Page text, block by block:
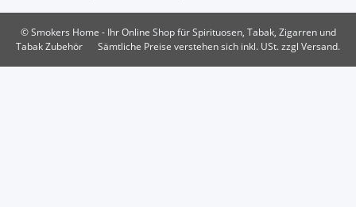
© Smokers Home - Ihr Online Shop für Spirituosen, Tabak, Zigarren und
Tabak Zubehör
Sämtliche Preise verstehen sich inkl. USt. zzgl Versand.